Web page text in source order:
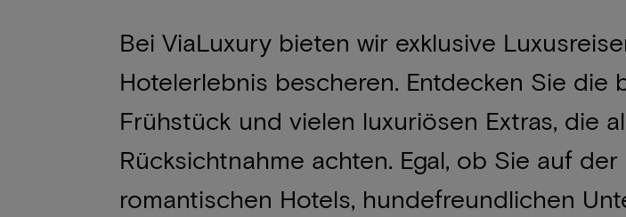
Bei ViaLuxury bieten wir exklusive
Hotelerlebnis bescheren. Entdecken Sie
Frühstück und vielen luxuriösen Extras, die
Rücksichtnahme achten. Egal, ob Sie auf
romantischen Hotels, hundefreundlichen